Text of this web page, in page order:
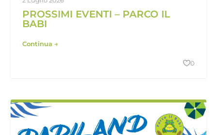
PROSSIMI EVENTI – PARCO IL
BABI
Continua →
0